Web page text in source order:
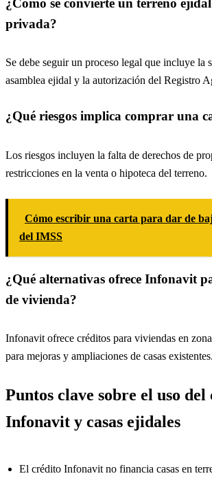
¿Cómo se convierte un terreno
privada?
Se debe seguir un proceso legal que incluye la
asamblea ejidal y la autorización del Registro
¿Qué riesgos implica comprar una
Los riesgos incluyen la falta de derechos de
restricciones en la venta o hipoteca del terreno.
Cómo escribir una carta para dar de
del IMSS
¿Qué alternativas ofrece Infonavit
de vivienda?
Infonavit ofrece créditos para viviendas en
para mejoras y ampliaciones de casas existentes.
Puntos clave sobre el uso
Infonavit y casas ejidales
El crédito Infonavit no financia casas en